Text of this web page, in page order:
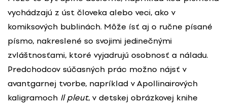
vychádzajú z úst človeka alebo veci, ako v
komiksových bublinách. Môže ísť aj o ručne písané
písmo, nakreslené so svojimi jedinečnými
zvláštnosťami, ktoré vyjadrujú osobnosť a náladu.
Predchodcov súčasných prác možno nájsť v
avantgarnej tvorbe, napríklad v Apollinairových
kaligramoch Il pleut, v detskej obrázkovej knihe